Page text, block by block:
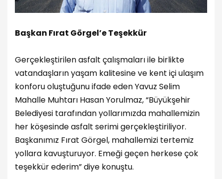
Başkan Fırat Görgel’e Teşekkür
Gerçekleştirilen asfalt çalışmaları ile birlikte
vatandaşların yaşam kalitesine ve kent içi ulaşım
konforu oluştuğunu ifade eden Yavuz Selim
Mahalle Muhtarı Hasan Yorulmaz, “Büyükşehir
Belediyesi tarafından yollarımızda mahallemizin
her köşesinde asfalt serimi gerçekleştiriliyor.
Başkanımız Fırat Görgel, mahallemizi tertemiz
yollara kavuşturuyor. Emeği geçen herkese çok
teşekkür ederim” diye konuştu.